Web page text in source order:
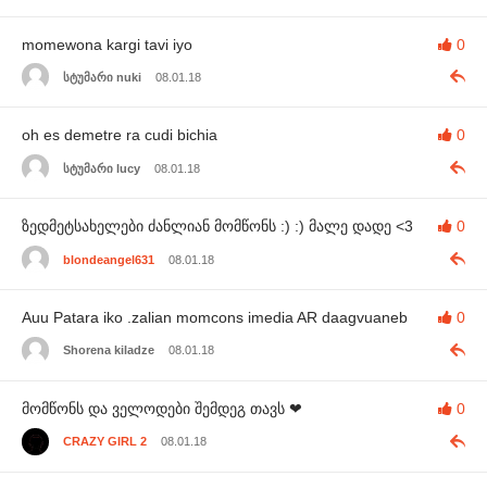
0
momewona kargi tavi iyo
სტუმარი nuki 08.01.18
0
oh es demetre ra cudi bichia
სტუმარი lucy 08.01.18
0
ზედმეტსახელები ძანლიან მომწონს :) :) მალე დადე <3
blondeangel631 08.01.18
0
Auu Patara iko .zalian momcons imedia AR daagvuaneb
Shorena kiladze 08.01.18
0
მომწონს და ველოდები შემდეგ თავს ❤
CRAZY GIRL 2 08.01.18